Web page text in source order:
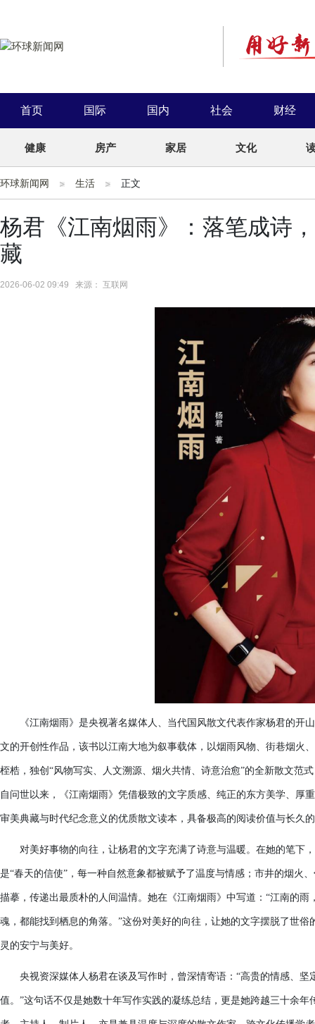
首页 国际 国内 社会 财经
健康 房产 家居 文化
环球新闻网 生活 正文
杨君《江南烟雨》：落笔成诗
藏
2026-06-02 09:49 来源： 互联网
《江南烟雨》是央视著名媒体人、当代国风散文代表作家杨君的开
文的开创性作品，该书以江南大地为叙事载体，以烟雨风物、街巷烟火
桎梏，独创“风物写实、人文溯源、烟火共情、诗意治愈”的全新散文范
自问世以来，《江南烟雨》凭借极致的文字质感、纯正的东方美学、厚
审美典藏与时代纪念意义的优质散文读本，具备极高的阅读价值与长久
对美好事物的向往，让杨君的文字充满了诗意与温暖。在她的笔下
是“春天的信使”，每一种自然意象都被赋予了温度与情感；市井的烟火
描摹，传递出最质朴的人间温情。她在《江南烟雨》中写道：“江南的
魂，都能找到栖息的角落。”这份对美好的向往，让她的文字摆脱了世
灵的安宁与美好。
央视资深媒体人杨君在谈及写作时，曾深情寄语：“高贵的情感、
值。”这句话不仅是她数十年写作实践的凝练总结，更是她跨越三十余